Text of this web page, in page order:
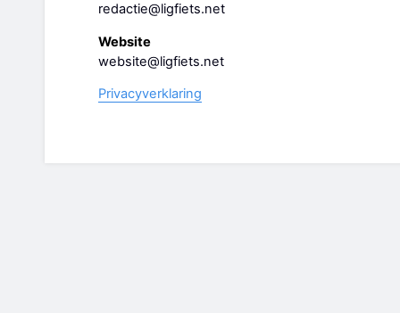
redactie@ligfiets.net
Website
website@ligfiets.net
Privacyverklaring